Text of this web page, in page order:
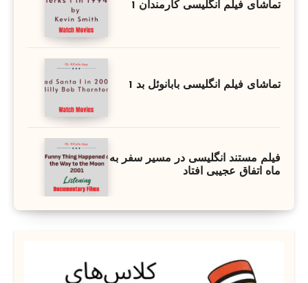
تماشای فیلم انگلیسی کارمندان 1
تماشای فیلم انگلیسی بابانوئل بد 1
فیلم مستند انگلیسی در مسیر سفر به
ماه اتفاق عجیبی افتاد